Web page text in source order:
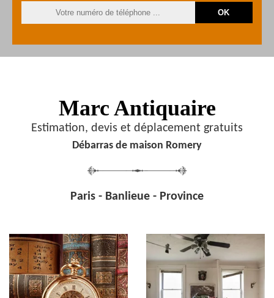
Marc Antiquaire
Estimation, devis et déplacement gratuits
Débarras de maison Romery
Paris - Banlieue - Province